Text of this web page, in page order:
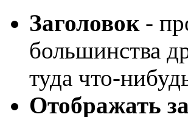
Заголовок-
большинства
туда что-
Отображать